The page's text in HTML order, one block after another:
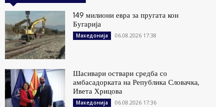
149 милиони евра за пругата кон
Бугарија
Македонија 06.08.2026 17:38
Шасивари оствари средба со
амбасадорката на Република Словачка,
Ивета Хрицова
Македонија 06.08.2026 17:36